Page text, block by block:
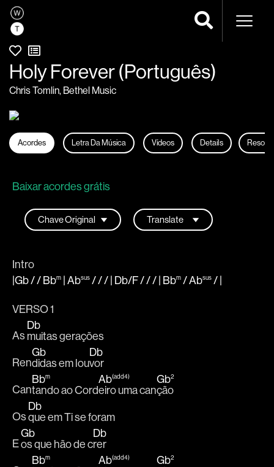
Holy Forever (Português)
Chris Tomlin, Bethel Music
Acordes Letra Da Música Vídeos Details
Baixar acordes grátis
Intro
|Gb/ / Bbm Absus / / / | Db/F/ / / | Bbm /Absus /
VERSO 1
As
Db
muitas gerações
Ren
Gb
didas em lou
Db
vor
Can
Bbm
tando ao Cord
Ab(add4)
eiro uma can
Gb2
ção
Os
Db
que em Ti se foram
E
Gb
os que hão de c
Db
rer
Bbm Ab(add4) Gb2